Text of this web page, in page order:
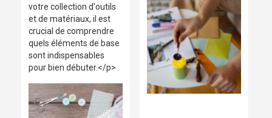
votre collection d'outils
et de matériaux, il est
crucial de comprendre
quels éléments de base
sont indispensables
pour bien débuter.</p>